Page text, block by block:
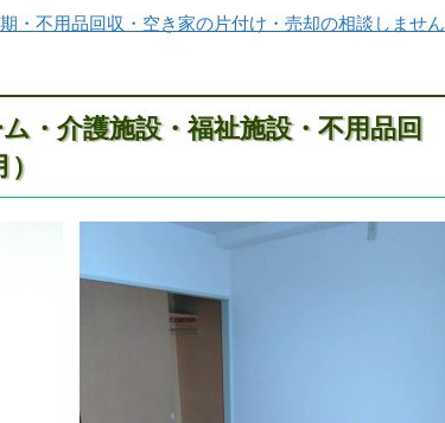
・不用品回収・空き家の片付け・売却の相談しません
・介護施設・福祉施設・不用品回